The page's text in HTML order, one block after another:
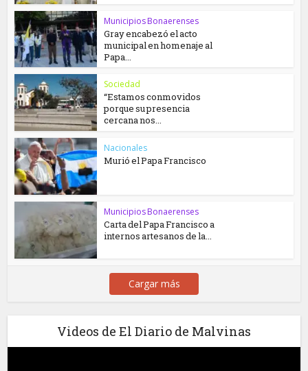
Municipios Bonaerenses
Gray encabezó el acto
municipal en homenaje al
Papa...
Sociedad
“Estamos conmovidos
porque su presencia
cercana nos...
Nacionales
Murió el Papa Francisco
Municipios Bonaerenses
Carta del Papa Francisco a
internos artesanos de la...
Cargar más
Videos de El Diario de Malvinas